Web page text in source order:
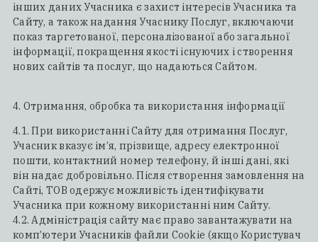
інших даних Учасника є захист інтересів Учасника та
Сайту, а також надання Учаснику Послуг, включаючи
показ таргетованої, персоналізованої або загальної
інформації, покращення якості існуючих і створення
нових сайтів та послуг, що надаються Сайтом.
4. Отримання, обробка та використання інформації
4.1. При використанні Сайту для отримання Послуг,
Учасник вказує ім’я, прізвище, адресу електронної
пошти, контактний номер телефону, й інші дані, які
він надає добровільно. Після створення замовлення на
Сайті, ТОВ одержує можливість ідентифікувати
Учасника при кожному використанні ним Сайту.
4.2. Адміністрація сайту має право завантажувати на
комп’ютери Учасників файли Сookie (якщо Користувач